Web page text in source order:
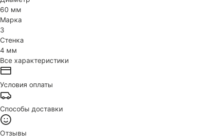
60 мм
Марка
3
Стенка
4 мм
Все характеристики
Условия оплаты
Способы доставки
Отзывы